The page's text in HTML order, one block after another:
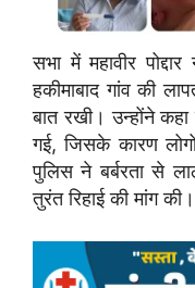
सभा में महावीर
हकीमाबाद गांव की
बात रखी। उन्होंने कहा
गई, जिसके कारण
पुलिस ने बर्बरता से
तुरंत रिहाई की मांग की।